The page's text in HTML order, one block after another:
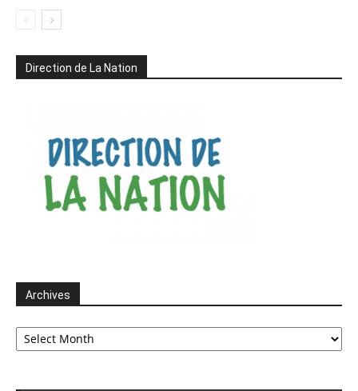
Direction de La Nation
Archives
Archives